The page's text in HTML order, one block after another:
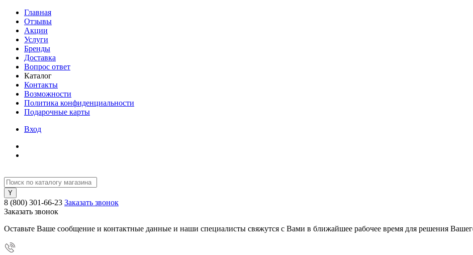
Главная
Отзывы
Акции
Услуги
Бренды
Доставка
Вопрос ответ
Каталог
Контакты
Возможности
Политика конфиденциальности
Подарочные карты
Вход
8 (800) 301-66-23 Заказать звонок
Заказать звонок
Оставьте Ваше сообщение и контактные данные и наши специалисты свяжутся с Вами в ближайшее рабочее время для решения